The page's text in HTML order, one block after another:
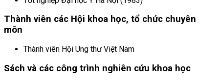
Thành viên các Hội khoa học, tổ chức chuyên
môn
Thành viên Hội Ung thư Việt Nam
Sách và các công trình nghiên cứu khoa học